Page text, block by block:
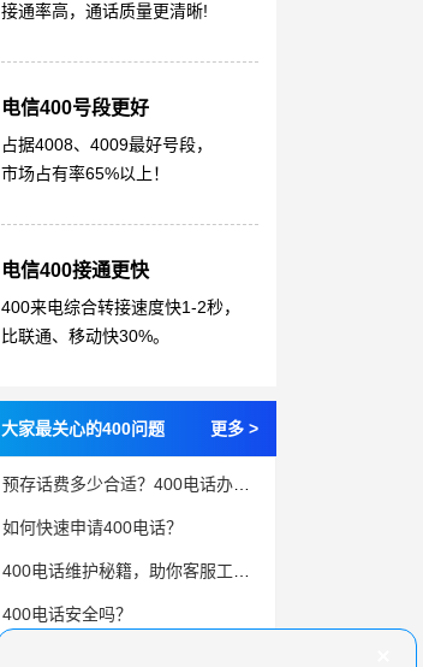
接通率高，通话质量更清晰!
电信400号段更好
占据4008、4009最好号段，
市场占有率65%以上！
电信400接通更快
400来电综合转接速度快1-2秒，
比联通、移动快30%。
大家最关心的400问题 更多 >
如何快速申请400电话？
400电话安全吗？